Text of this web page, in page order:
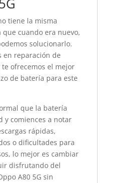
tiene la misma
cuando era nuevo,
solucionarlo.
en reparación de
ofrecemos el mejor
de batería para este
que la batería
y comiences a notar
rápidas,
o dificultades para
lo mejor es cambiar
disfrutando del
A80 5G sin